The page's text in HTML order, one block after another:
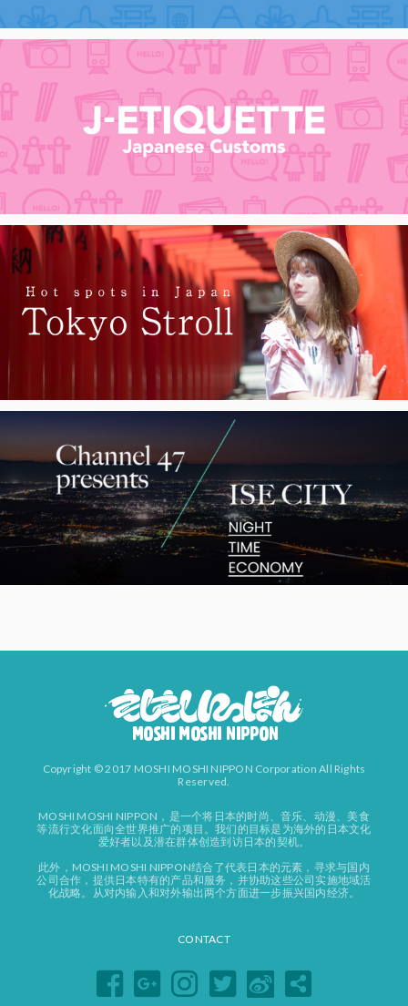
Copyright © 2017 MOSHI MOSHI NIPPON Corporation All Rights
Reserved.
MOSHI MOSHI NIPPON，是一个将日本的时尚、音乐、动漫、美食
等流行文化面向全世界推广的项目。我们的目标是为海外的日本文化
爱好者以及潜在群体创造到访日本的契机。
此外，MOSHI MOSHI NIPPON结合了代表日本的元素，寻求与国内
公司合作，提供日本特有的产品和服务，并协助这些公司实施地域活
化战略。从对内输入和对外输出两个方面进一步振兴国内经济。
CONTACT